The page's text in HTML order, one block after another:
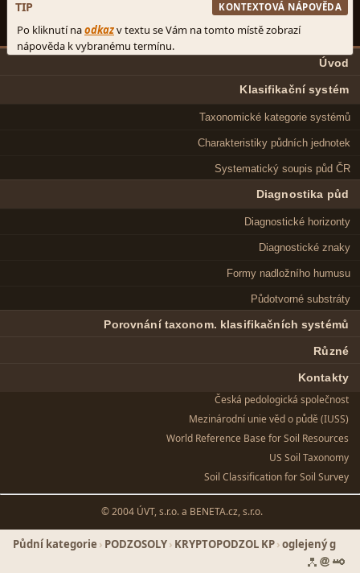
Úvod
Klasifikační systém
Taxonomické kategorie systémů
Charakteristiky půdních jednotek
Systematický soupis půd ČR
Diagnostika půd
Diagnostické horizonty
Diagnostické znaky
Formy nadložního humusu
Půdotvorné substráty
Porovnání taxonom. klasifikačních systémů
Různé
Kontakty
Česká pedologická společnost
Mezinárodní unie věd o půdě (IUSS)
World Reference Base for Soil Resources
US Soil Taxonomy
Soil Classification for Soil Survey
© 2004 ÚVT, s.r.o. a BENETA.cz, s.r.o.
Půdní kategorie› PODZOSOLY› KRYPTOPODZOL KP›oglejený g